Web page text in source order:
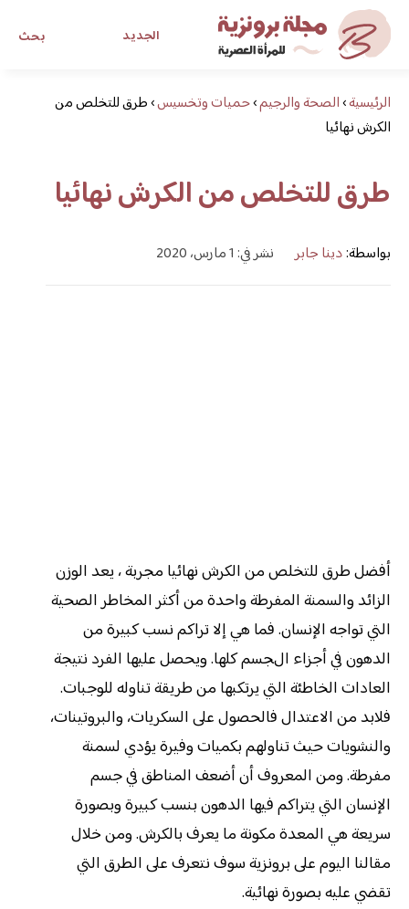
بحث الجديد
مجلة برونزية للفتاة العصريةالرئيسية›الصحة والرجيم›حميات وتخسيس›طرق للتخلص من
الكرش نهائيا
طرق للتخلص من الكرش نهائيا
بواسطة:دينا جابر نشر في: 1 مارس، 2020
أفضل طرق للتخلص من الكرش نهائيا مجربة ، يعد الوزن
الزائد والسمنة المفرطة واحدة من أكثر المخاطر الصحية
التي تواجه الإنسان. فما هي إلا تراكم نسب كبيرة من
الدهون في أجزاء الجسم كلها. ويحصل عليها الفرد نتيجة
العادات الخاطئة التي يرتكبها من طريقة تناوله للوجبات.
فلابد من الاعتدال فالحصول على السكريات، والبروتينات،
والنشويات حيث تناولهم بكميات وفيرة يؤدي لسمنة
مفرطة. ومن المعروف أن أضعف المناطق في جسم
الإنسان التي يتراكم فيها الدهون بنسب كبيرة وبصورة
سريعة هي المعدة مكونة ما يعرف بالكرش. ومن خلال
مقالنا اليوم على برونزية سوف نتعرف على الطرق التي
تقضي عليه بصورة نهائية.